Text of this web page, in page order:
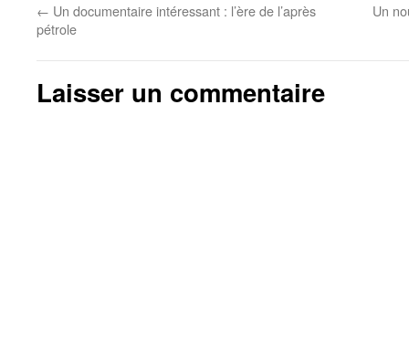
← Un documentaire intéressant : l’ère de l’après
pétrole
Un
Laisser un commentaire